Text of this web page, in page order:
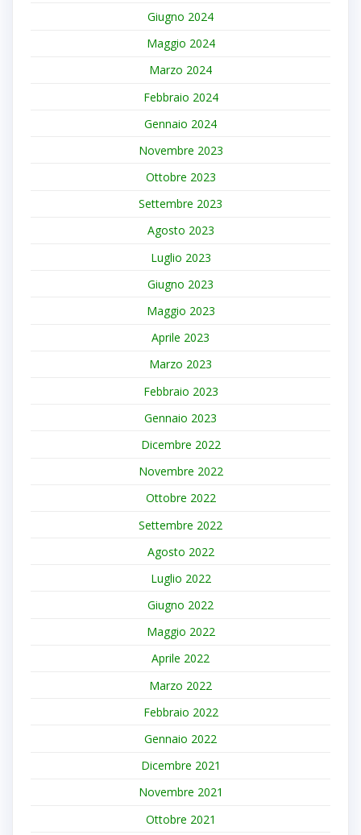
Giugno 2024
Maggio 2024
Marzo 2024
Febbraio 2024
Gennaio 2024
Novembre 2023
Ottobre 2023
Settembre 2023
Agosto 2023
Luglio 2023
Giugno 2023
Maggio 2023
Aprile 2023
Marzo 2023
Febbraio 2023
Gennaio 2023
Dicembre 2022
Novembre 2022
Ottobre 2022
Settembre 2022
Agosto 2022
Luglio 2022
Giugno 2022
Maggio 2022
Aprile 2022
Marzo 2022
Febbraio 2022
Gennaio 2022
Dicembre 2021
Novembre 2021
Ottobre 2021